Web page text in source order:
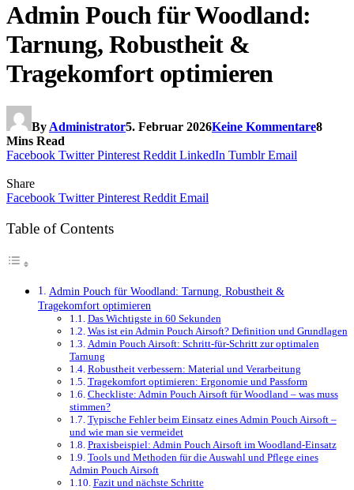
Admin Pouch für Woodland:
Tarnung, Robustheit &
Tragekomfort optimieren
By Administrator5. Februar 2026Keine Kommentare8
Mins Read
Facebook Twitter Pinterest Reddit LinkedIn Tumblr Email
Share
Facebook Twitter Pinterest Reddit Email
Table of Contents
Admin Pouch für Woodland: Tarnung, Robustheit &
Tragekomfort optimieren
Das Wichtigste in 60 Sekunden
Was ist ein Admin Pouch Airsoft? Definition und Grundlagen
Admin Pouch Airsoft: Schritt-für-Schritt zur optimalen
Tarnung
Robustheit verbessern: Material und Verarbeitung
Tragekomfort optimieren: Ergonomie und Passform
Checkliste: Admin Pouch Airsoft für Woodland – was muss
stimmen?
Typische Fehler beim Einsatz eines Admin Pouch Airsoft –
und wie man sie vermeidet
Praxisbeispiel: Admin Pouch Airsoft im Woodland-Einsatz
Tools und Methoden für die Auswahl und Pflege eines
Admin Pouch Airsoft
Fazit und nächste Schritte